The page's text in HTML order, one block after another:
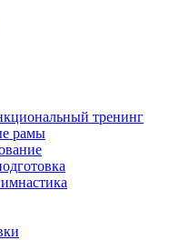
тренинг
рамы